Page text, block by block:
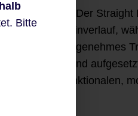
Tragekomfort. Der Straight
zeitlosen Beinverlauf,
Bund ein angenehmes
vorn und
den funktionalen,
Bitte